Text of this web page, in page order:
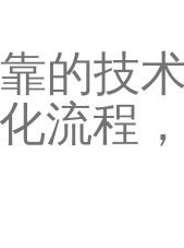
的技
流程